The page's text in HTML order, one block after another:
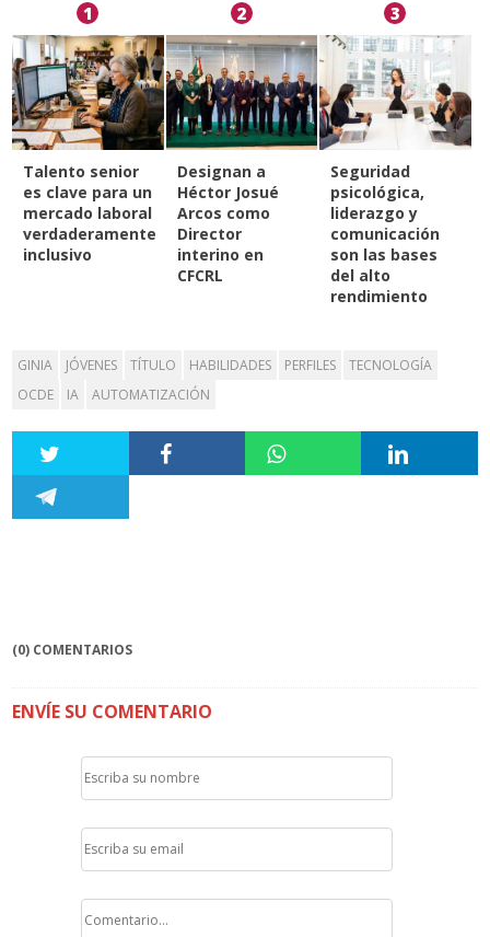
1
Talento senior
es clave para un
mercado laboral
verdaderamente
inclusivo
2
Designan a
Héctor Josué
Arcos como
Director
interino en
CFCRL
3
Seguridad
psicológica,
liderazgo y
comunicación
son las bases
del alto
rendimiento
GINIA JÓVENES TÍTULO HABILIDADES PERFILES
TECNOLOGÍA
OCDE
IA AUTOMATIZACIÓN
(0) COMENTARIOS
ENVÍE SU COMENTARIO